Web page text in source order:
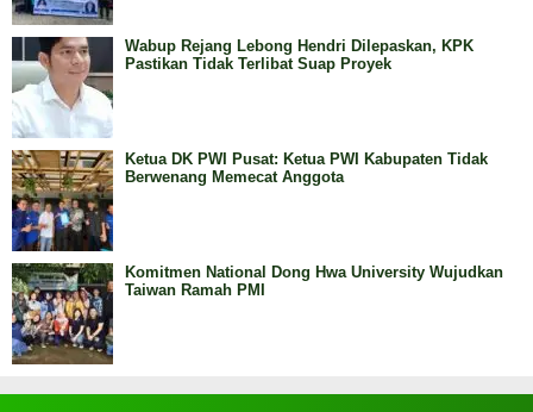
Wabup Rejang Lebong Hendri Dilepaskan, KPK
Pastikan Tidak Terlibat Suap Proyek
Ketua DK PWI Pusat: Ketua PWI Kabupaten Tidak
Berwenang Memecat Anggota
Komitmen National Dong Hwa University Wujudkan
Taiwan Ramah PMI